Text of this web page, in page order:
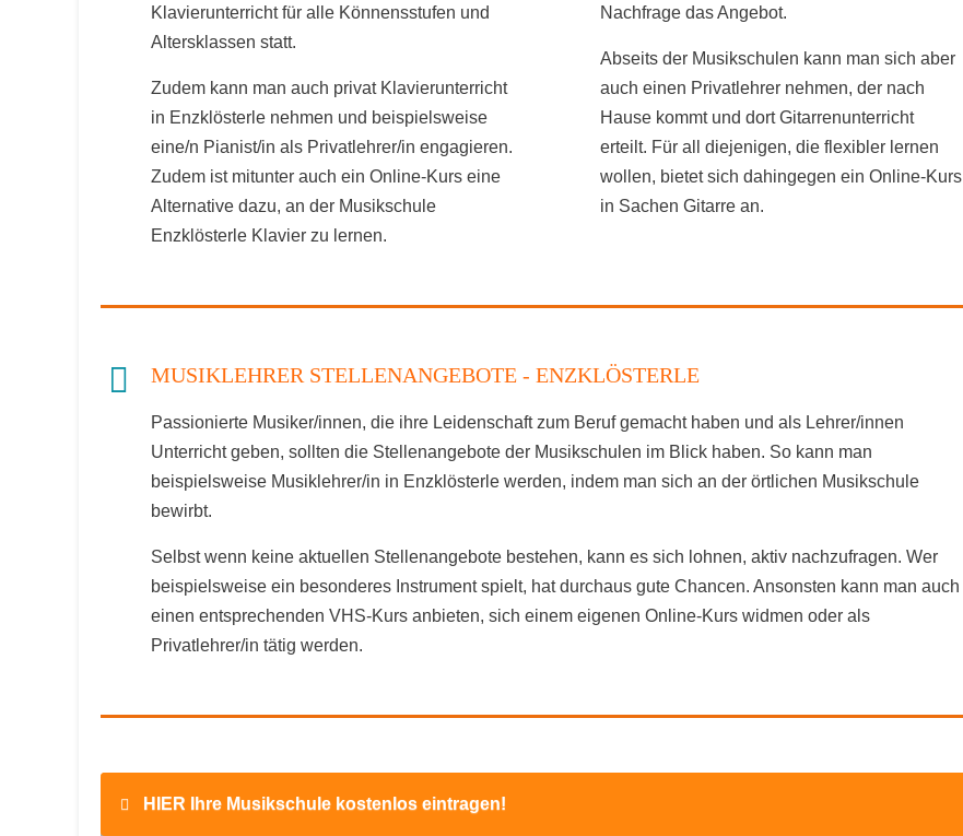
Klavierunterricht für alle Könnensstufen und
Altersklassen statt.
Zudem kann man auch privat Klavierunterricht
in Enzklösterle nehmen und beispielsweise
eine/n Pianist/in als Privatlehrer/in engagieren.
Zudem ist mitunter auch ein Online-Kurs eine
Alternative dazu, an der Musikschule
Enzklösterle Klavier zu lernen.
Nachfrage das Angebot.
Abseits der Musikschulen kann man sich aber
auch einen Privatlehrer nehmen, der nach
Hause kommt und dort Gitarrenunterricht
erteilt. Für all diejenigen, die flexibler lernen
wollen, bietet sich dahingegen ein Online-Kurs
in Sachen Gitarre an.
MUSIKLEHRER STELLENANGEBOTE - ENZKLÖSTERLE
Passionierte Musiker/innen, die ihre Leidenschaft zum Beruf gemacht haben und als Lehrer/innen
Unterricht geben, sollten die Stellenangebote der Musikschulen im Blick haben. So kann man
beispielsweise Musiklehrer/in in Enzklösterle werden, indem man sich an der örtlichen Musikschule
bewirbt.
Selbst wenn keine aktuellen Stellenangebote bestehen, kann es sich lohnen, aktiv nachzufragen. Wer
beispielsweise ein besonderes Instrument spielt, hat durchaus gute Chancen. Ansonsten kann man auch
einen entsprechenden VHS-Kurs anbieten, sich einem eigenen Online-Kurs widmen oder als
Privatlehrer/in tätig werden.
HIER Ihre Musikschule kostenlos eintragen!